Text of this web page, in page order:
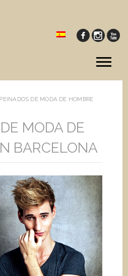
PEINADOS DE MODA DE HOMBRE
MODA DE
BARCELONA